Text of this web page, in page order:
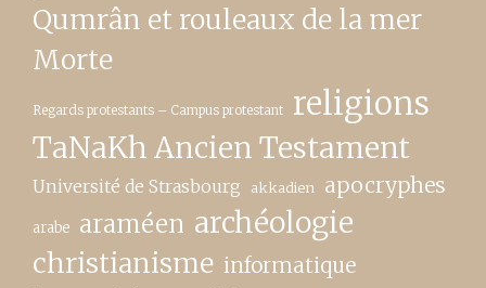
Qumrân et rouleaux de la mer
Morte
Regards protestants – Campus protestant religions
TaNaKh Ancien Testament
Université de Strasbourg akkadien apocryphes
arabe araméen archéologie
christianisme informatique